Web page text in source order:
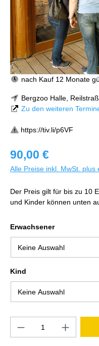
nach Kauf 12 Monate
Bergzoo Halle,
Zu den weiteren
https://tiv.li/p6VF
90,00 €
Alle Preise inkl. MwSt. plus
Der Preis gilt für bis zu 10
und Kinder können unten
Erwachsener
Kind